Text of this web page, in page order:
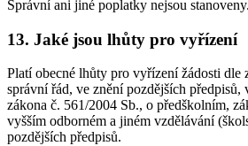
Správní ani jiné poplatky nejsou stanoveny.
13. Jaké jsou lhůty pro vyřízení
Platí obecné lhůty pro vyřízení žádosti dle
správní řád, ve znění pozdějších předpisů,
zákona č. 561/2004 Sb., o předškolním,
vyšším odborném a jiném vzdělávání
pozdějších předpisů.